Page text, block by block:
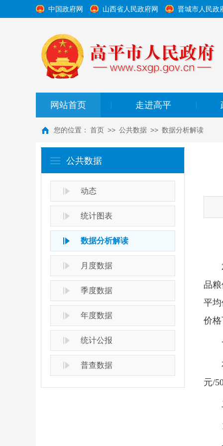
中国政府网 山西省人民政府网 晋城市人民政
网站首页 走进高平
您的位置： 首页 >> 公共数据 >> 数据分析解读
公共数据
动态
统计图表
数据分析解读
月度数据
季度数据
年度数据
统计公报
普查数据
品
平
价
元/